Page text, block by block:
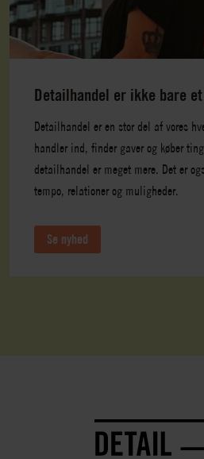
Detailhandel er ikke bare
Detailhandel er en stor del af vores
handler ind, finder gaver og køber
detailhandel er meget mere. Det er
tempo, relationer og muligheder.
Se nyhed